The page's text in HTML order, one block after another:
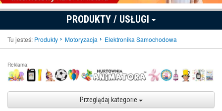
PRODUKTY / USŁUGI
Tu jesteś: Produkty Motoryzacja Elektronika Samochodowa
Reklama:
Przeglądaj kategorie